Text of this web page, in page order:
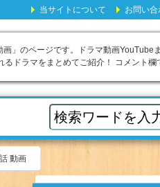
画」のページです。ドラマ動画YouTube
ドラマをまとめてご紹介！ コメント欄
動画
当サイトについて お問い合